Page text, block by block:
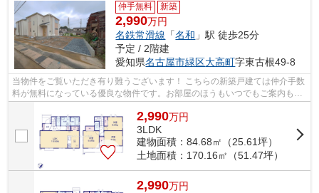
仲手無料 新築
2,990万円
名鉄常滑線 「名和 」駅 徒歩25分
予定 / 2階建
愛知県名古屋市緑区大高町字東古根49-8
当物件をご覧いただき有り難うございます！ こちらの新築戸建ては仲介手数
料が無料になっている優良な物件です。お部屋のほうもいつでもご案内もさ
せて頂きますのでお気軽にお問合せ下...
2,990万円
3LDK
建物面積：84.68㎡（25.61坪）
土地面積：170.16㎡（51.47坪）
2,990万円